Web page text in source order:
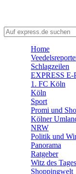
Home
Schlagzeilen
EXPRESS E-
1. FC Köln
Köln
Sport
Promi und
Kölner
NRW
Politik und
Panorama
Ratgeber
Witz des Tages
Shoppingwelt